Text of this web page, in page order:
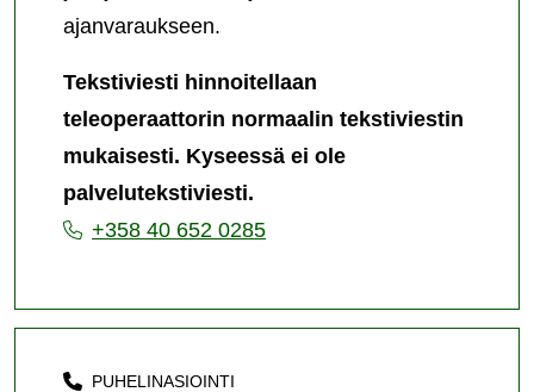
ajanvaraukseen.
Tekstiviesti hinnoitellaan
teleoperaattorin normaalin tekstiviestin
mukaisesti. Kyseessä ei ole
palvelutekstiviesti.
+358 40 652 0285
PUHELINASIOINTI